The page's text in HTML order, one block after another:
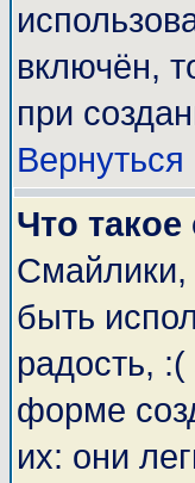
включён,
при
Вернуться
Что
Смайлики,
быть
радость,
форме
их: они